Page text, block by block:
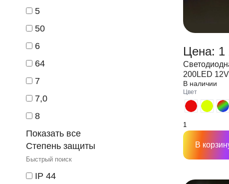
5
50
6
64
7
7,0
8
Показать все
Степень защиты
IP 44
Цена: 1
200LED
В наличии
Цвет
В